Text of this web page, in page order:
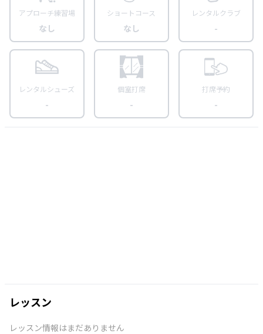
アプローチ練習場
なし
ショートコース
なし
レンタルクラブ
-
レンタルシューズ
-
個室打席
-
打席予約
-
レッスン
レッスン情報はまだありません